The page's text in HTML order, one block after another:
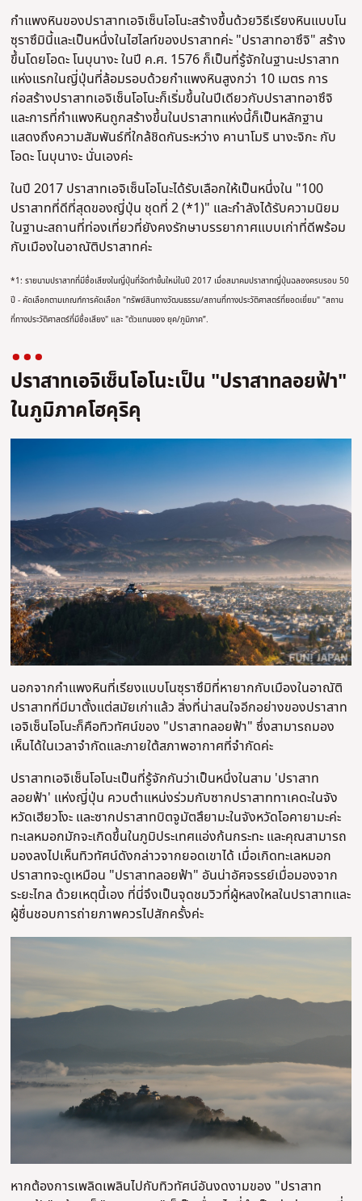
กำแพงหินของปราสาทเอจิเซ็นโอโนะสร้างขึ้นด้วยวิธีเรียงหินแบบโน
ซุราซึมินี้และเป็นหนึ่งในไฮไลท์ของปราสาทค่ะ "ปราสาทอาซึจิ" สร้าง
ขึ้นโดยโอดะ โนบุนางะ ในปี ค.ศ. 1576 ก็เป็นที่รู้จักในฐานะปราสาท
แห่งแรกในญี่ปุ่นที่ล้อมรอบด้วยกำแพงหินสูงกว่า 10 เมตร การ
ก่อสร้างปราสาทเอจิเซ็นโอโนะก็เริ่มขึ้นในปีเดียวกับปราสาทอาซึจิ
และการที่กำแพงหินถูกสร้างขึ้นในปราสาทแห่งนี้ก็เป็นหลักฐาน
แสดงถึงความสัมพันธ์ที่ใกล้ชิดกันระหว่าง คานาโมริ นางะจิกะ กับ
โอดะ โนบุนางะ นั่นเองค่ะ
ในปี 2017 ปราสาทเอจิเซ็นโอโนะได้รับเลือกให้เป็นหนึ่งใน "100
ปราสาทที่ดีที่สุดของญี่ปุ่น ชุดที่ 2 (*1)" และกำลังได้รับความนิยม
ในฐานะสถานที่ท่องเที่ยวที่ยังคงรักษาบรรยากาศแบบเก่าที่ดีพร้อม
กับเมืองในอาณัติปราสาทค่ะ
*1: รายนามปราสาทที่มีชื่อเสียงในญี่ปุ่นที่จัดทำขึ้นใหม่ในปี 2017 เมื่อสมาคมปราสาทญี่ปุ่นฉลองครบรอบ 50
ปี - คัดเลือกตามเกณฑ์การคัดเลือก "ทรัพย์สินทางวัฒนธรรม/สถานที่ทางประวัติศาสตร์ที่ยอดเยี่ยม" "สถาน
ที่ทางประวัติศาสตร์ที่มีชื่อเสียง" และ "ตัวแทนของ ยุค/ภูมิภาค”.
ปราสาทเอจิเซ็นโอโนะเป็น "ปราสาทลอยฟ้า"
ในภูมิภาคโฮคุริคุ
นอกจากกำแพงหินที่เรียงแบบโนซุราซึมิที่หายากกับเมืองในอาณัติ
ปราสาทที่มีมาตั้งแต่สมัยเก่าแล้ว สิ่งที่น่าสนใจอีกอย่างของปราสาท
เอจิเซ็นโอโนะก็คือทิวทัศน์ของ "ปราสาทลอยฟ้า" ซึ่งสามารถมอง
เห็นได้ในเวลาจำกัดและภายใต้สภาพอากาศที่จำกัดค่ะ
ปราสาทเอจิเซ็นโอโนะเป็นที่รู้จักกันว่าเป็นหนึ่งในสาม 'ปราสาท
ลอยฟ้า' แห่งญี่ปุ่น ควบตำแหน่งร่วมกับซากปราสาททาเคดะในจัง
หวัดเฮียวโงะ และซากปราสาทบิตจูมัตสึยามะในจังหวัดโอคายามะค่ะ
ทะเลหมอกมักจะเกิดขึ้นในภูมิประเทศแอ่งก้นกระทะ และคุณสามารถ
มองลงไปเห็นทิวทัศน์ดังกล่าวจากยอดเขาได้ เมื่อเกิดทะเลหมอก
ปราสาทจะดูเหมือน "ปราสาทลอยฟ้า" อันน่าอัศจรรย์เมื่อมองจาก
ระยะไกล ด้วยเหตุนี้เอง ที่นี่จึงเป็นจุดชมวิวที่ผู้หลงใหลในปราสาทและ
ผู้ชื่นชอบการถ่ายภาพควรไปสักครั้งค่ะ
หากต้องการเพลิดเพลินไปกับทิวทัศน์อันงดงามของ "ปราสาท